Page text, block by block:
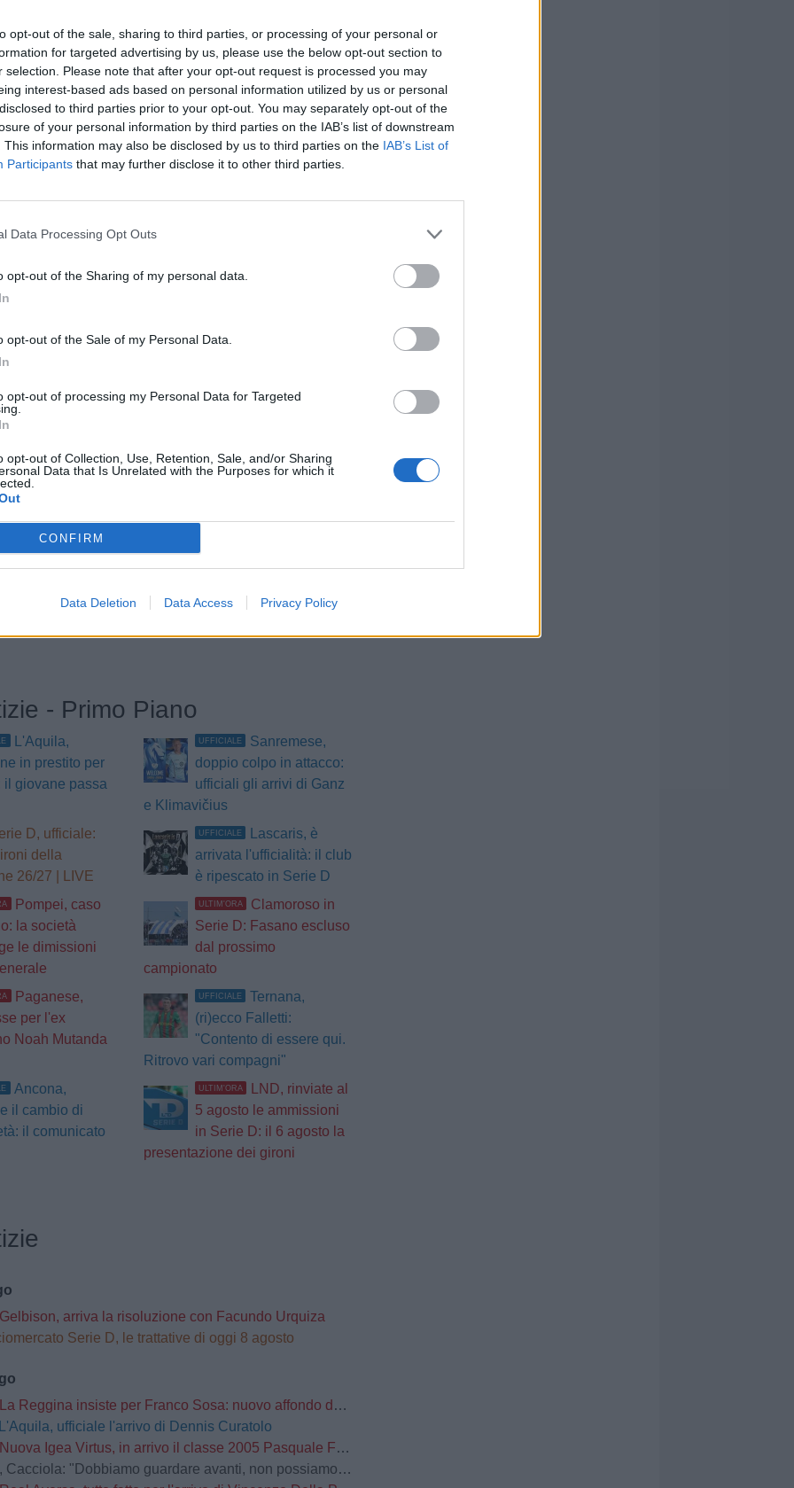
opt-out of the sale, sharing to third parties, or processing of your personal or
for targeted advertising by us, please use the below opt-out section to
selection. Please note that after your opt-out request is processed you may
interest-based ads based on personal information utilized by us or personal
to third parties prior to your opt-out. You may separately opt-out of the
of your personal information by third parties on the IAB’s list of downstream
This information may also be disclosed by us to third parties on the IAB’s List of
Participants that may further disclose it to other third parties.
Data Processing Opt Outs
opt-out of the Sharing of my personal data.
opt-out of the Sale of my Personal Data.
opt-out of processing my Personal Data for Targeted
opt-out of Collection, Use, Retention, Sale, and/or Sharing
Data that Is Unrelated with the Purposes for which it
CONFIRM
Data Deletion Data Access Privacy Policy
Alessandria.
Bisceglie.
Pietralunghese.
- Primo Piano
L'Aquila,
in prestito per
il giovane passa
UFFICIALE
Sanremese,
doppio colpo in attacco:
ufficiali gli arrivi di Ganz
e Klimavičius
D, ufficiale:
della
26/27 | LIVE
UFFICIALE
Lascaris, è
arrivata l'ufficialità: il club
è ripescato in Serie D
Pompei, caso
la società
le dimissioni
ULTIM'ORA
Clamoroso in
Serie D: Fasano escluso
dal prossimo
campionato
Paganese,
per l'ex
Noah Mutanda
UFFICIALE
Ternana,
(ri)ecco Falletti:
"Contento di essere qui.
Ritrovo vari compagni"
Ancona,
il cambio di
il comunicato
ULTIM'ORA
LND, rinviate al
5 agosto le ammissioni
in Serie D: il 6 agosto la
presentazione dei gironi
Gelbison, arriva la risoluzione con Facundo Urquiza
Serie D, le trattative di oggi 8 agosto
La Reggina insiste per Franco Sosa: nuovo affondo del club amaranto
L'Aquila, ufficiale l'arrivo di Dennis Curatolo
Nuova Igea Virtus, in arrivo il classe 2005 Pasquale Faccetti
"Dobbiamo guardare avanti, non possiamo prenderci carico di quello che è successo lo scorso anno"